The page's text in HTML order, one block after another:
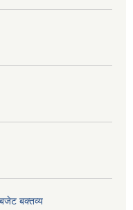
बजेट बक्तव्य